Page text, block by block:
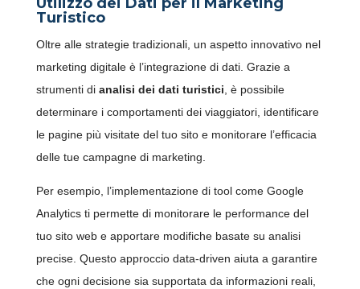
Turistico
Oltre alle strategie tradizionali, un aspetto innovativo nel
marketing digitale è l’integrazione di dati. Grazie a
strumenti di analisi dei dati turistici, è possibile
determinare i comportamenti dei viaggiatori, identificare
le pagine più visitate del tuo sito e monitorare l’efficacia
delle tue campagne di marketing.
Per esempio, l’implementazione di tool come Google
Analytics ti permette di monitorare le performance del
tuo sito web e apportare modifiche basate su analisi
precise. Questo approccio data-driven aiuta a garantire
che ogni decisione sia supportata da informazioni reali,